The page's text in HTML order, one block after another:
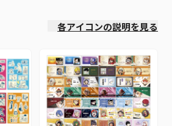
各アイコンの説明を見る